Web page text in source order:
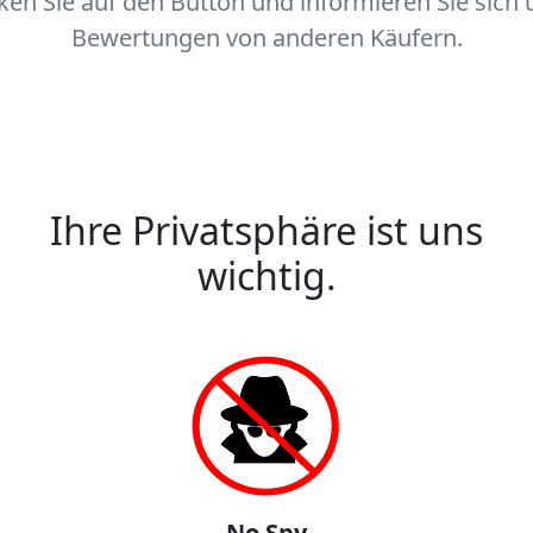
Bewertungen von anderen Käufern.
Ihre Privatsphäre ist uns
wichtig.